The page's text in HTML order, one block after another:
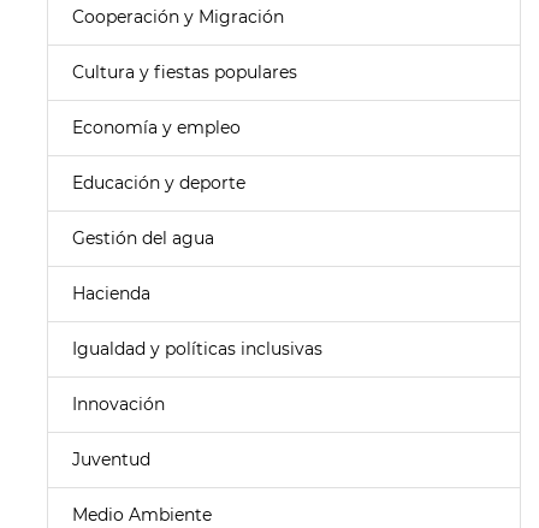
Cooperación y Migración
Cultura y fiestas populares
Economía y empleo
Educación y deporte
Gestión del agua
Hacienda
Igualdad y políticas inclusivas
Innovación
Juventud
Medio Ambiente